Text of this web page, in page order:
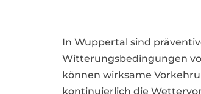
In Wuppertal sind
Witterungsbedingungen
können wirksame
kontinuierlich die